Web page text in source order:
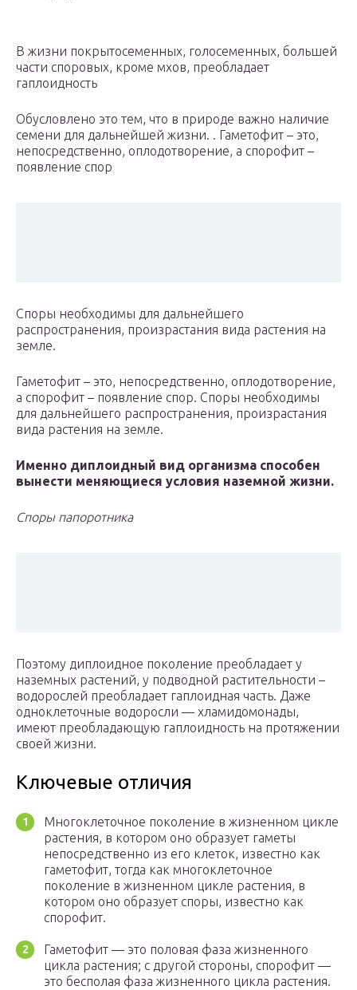
В жизни покрытосеменных, голосеменных, большей
части споровых, кроме мхов, преобладает
гаплоидность
Обусловлено это тем, что в природе важно наличие
семени для дальнейшей жизни. . Гаметофит – это,
непосредственно, оплодотворение, а спорофит –
появление спор
Споры необходимы для дальнейшего
распространения, произрастания вида растения на
земле.
Гаметофит – это, непосредственно, оплодотворение,
а спорофит – появление спор. Споры необходимы
для дальнейшего распространения, произрастания
вида растения на земле.
Именно диплоидный вид организма способен
вынести меняющиеся условия наземной жизни.
Споры папоротника
Поэтому диплоидное поколение преобладает у
наземных растений, у подводной растительности –
водорослей преобладает гаплоидная часть. Даже
одноклеточные водоросли — хламидомонады,
имеют преобладающую гаплоидность на протяжении
своей жизни.
Ключевые отличия
Многоклеточное поколение в жизненном цикле
растения, в котором оно образует гаметы
непосредственно из его клеток, известно как
гаметофит, тогда как многоклеточное
поколение в жизненном цикле растения, в
котором оно образует споры, известно как
спорофит.
Гаметофит — это половая фаза жизненного
цикла растения; с другой стороны, спорофит —
это бесполая фаза жизненного цикла растения.